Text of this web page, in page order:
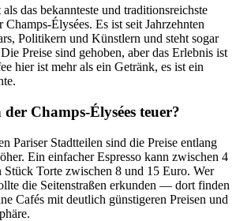
als das bekannteste und traditionsreichste
Champs-Élysées. Es ist seit Jahrzehnten
Politikern und Künstlern und steht sogar
Preise sind gehoben, aber das Erlebnis ist
hier ist mehr als ein Getränk, es ist ein
Champs-Élysées teuer?
Pariser Stadtteilen sind die Preise entlang
Ein einfacher Espresso kann zwischen 4
Stück Torte zwischen 8 und 15 Euro. Wer
die Seitenstraßen erkunden — dort finden
Cafés mit deutlich günstigeren Preisen und